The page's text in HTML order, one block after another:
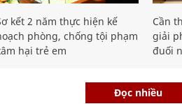
kết 2 năm thực hiện kế
phòng, chống tội phạm
hại trẻ em
Cần
giải
đuối
Đọc nhiều